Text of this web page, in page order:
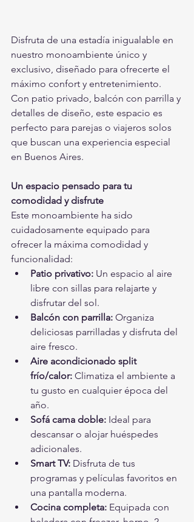
Disfruta de una estadía inigualable en
nuestro monoambiente único y
exclusivo, diseñado para ofrecerte el
máximo confort y entretenimiento.
Con patio privado, balcón con parrilla y
detalles de diseño, este espacio es
perfecto para parejas o viajeros solos
que buscan una experiencia especial
en Buenos Aires.
Un espacio pensado para tu
comodidad y disfrute
Este monoambiente ha sido
cuidadosamente equipado para
ofrecer la máxima comodidad y
funcionalidad:
Patio privativo: Un espacio al aire
libre con sillas para relajarte y
disfrutar del sol.
Balcón con parrilla: Organiza
deliciosas parrilladas y disfruta del
aire fresco.
Aire acondicionado split
frío/calor: Climatiza el ambiente a
tu gusto en cualquier época del
año.
Sofá cama doble: Ideal para
descansar o alojar huéspedes
adicionales.
Smart TV: Disfruta de tus
programas y películas favoritos en
una pantalla moderna.
Cocina completa: Equipada con